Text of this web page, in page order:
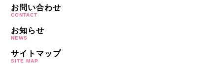
お問い合わせ
CONTACT
お知らせ
NEWS
サイトマップ
SITE MAP